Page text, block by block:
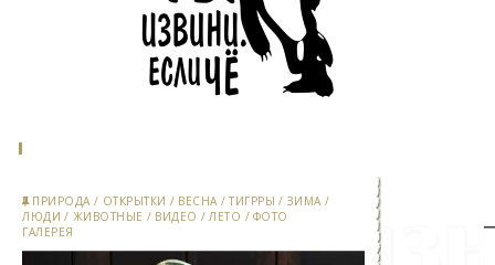
ПРИРОДА / ОТКРЫТКИ / ВЕСНА /ТИГРРЫ / ЗИМА /
ЛЮДИ / ЖИВОТНЫЕ / ВИДЕО /ЛЕТО / ФОТО
ГАЛЕРЕЯ